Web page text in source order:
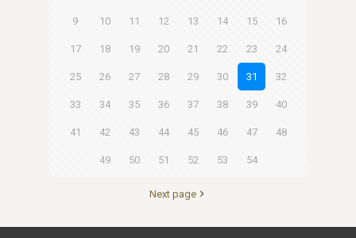
9 10 11 12 13 14 15 16
17 18 19 20 21 22 23 24
25 26 27 28 29 30 31 32
33 34 35 36 37 38 39 40
41 42 43 44 45 46 47 48
49 50 51 52 53 54
Next page